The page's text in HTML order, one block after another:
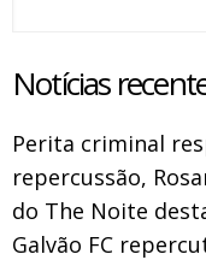
Notícias
Perita criminal
repercussão,
do The Noite
Galvão FC